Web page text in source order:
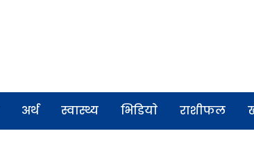
अर्थ स्वास्थ्य भिडियाे राशीफल